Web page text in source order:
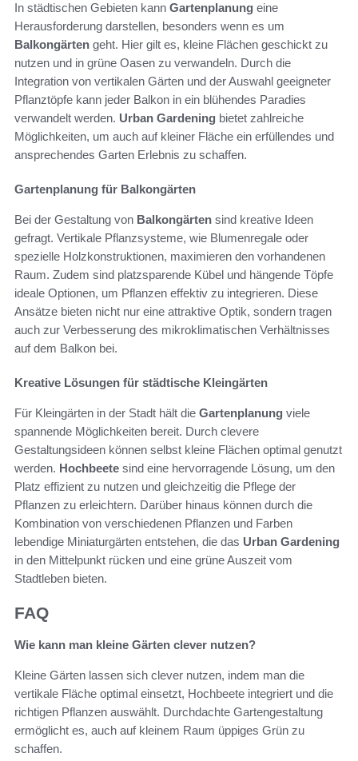
In städtischen Gebieten kann Gartenplanung eine
Herausforderung darstellen, besonders wenn es um
Balkongärten geht. Hier gilt es, kleine Flächen geschickt zu
nutzen und in grüne Oasen zu verwandeln. Durch die
Integration von vertikalen Gärten und der Auswahl geeigneter
Pflanztöpfe kann jeder Balkon in ein blühendes Paradies
verwandelt werden. Urban Gardening bietet zahlreiche
Möglichkeiten, um auch auf kleiner Fläche ein erfüllendes und
ansprechendes Garten Erlebnis zu schaffen.
Gartenplanung für Balkongärten
Bei der Gestaltung von Balkongärten sind kreative Ideen
gefragt. Vertikale Pflanzsysteme, wie Blumenregale oder
spezielle Holzkonstruktionen, maximieren den vorhandenen
Raum. Zudem sind platzsparende Kübel und hängende Töpfe
ideale Optionen, um Pflanzen effektiv zu integrieren. Diese
Ansätze bieten nicht nur eine attraktive Optik, sondern tragen
auch zur Verbesserung des mikroklimatischen Verhältnisses
auf dem Balkon bei.
Kreative Lösungen für städtische Kleingärten
Für Kleingärten in der Stadt hält die Gartenplanung viele
spannende Möglichkeiten bereit. Durch clevere
Gestaltungsideen können selbst kleine Flächen optimal genutzt
werden. Hochbeete sind eine hervorragende Lösung, um den
Platz effizient zu nutzen und gleichzeitig die Pflege der
Pflanzen zu erleichtern. Darüber hinaus können durch die
Kombination von verschiedenen Pflanzen und Farben
lebendige Miniaturgärten entstehen, die das Urban Gardening
in den Mittelpunkt rücken und eine grüne Auszeit vom
Stadtleben bieten.
FAQ
Wie kann man kleine Gärten clever nutzen?
Kleine Gärten lassen sich clever nutzen, indem man die
vertikale Fläche optimal einsetzt, Hochbeete integriert und die
richtigen Pflanzen auswählt. Durchdachte Gartengestaltung
ermöglicht es, auch auf kleinem Raum üppiges Grün zu
schaffen.